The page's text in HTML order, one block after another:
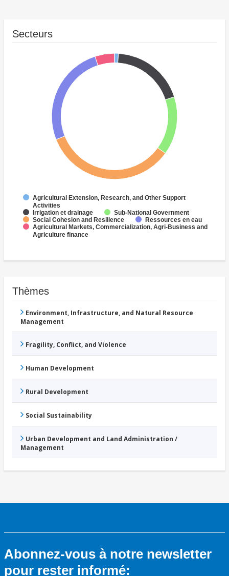
Secteurs
Agricultural Extension, Research, and Other Support
Activities
Irrigation et drainage
Sub-National Government
Social Cohesion and Resilience
Ressources en eau
Agricultural Markets, Commercialization, Agri-Business and
Agriculture finance
Thèmes
Environment, Infrastructure, and Natural Resource
Management
Fragility, Conflict, and Violence
Human Development
Rural Development
Social Sustainability
Urban Development and Land Administration /
Management
Abonnez-vous à notre newsletter
pour rester informé: